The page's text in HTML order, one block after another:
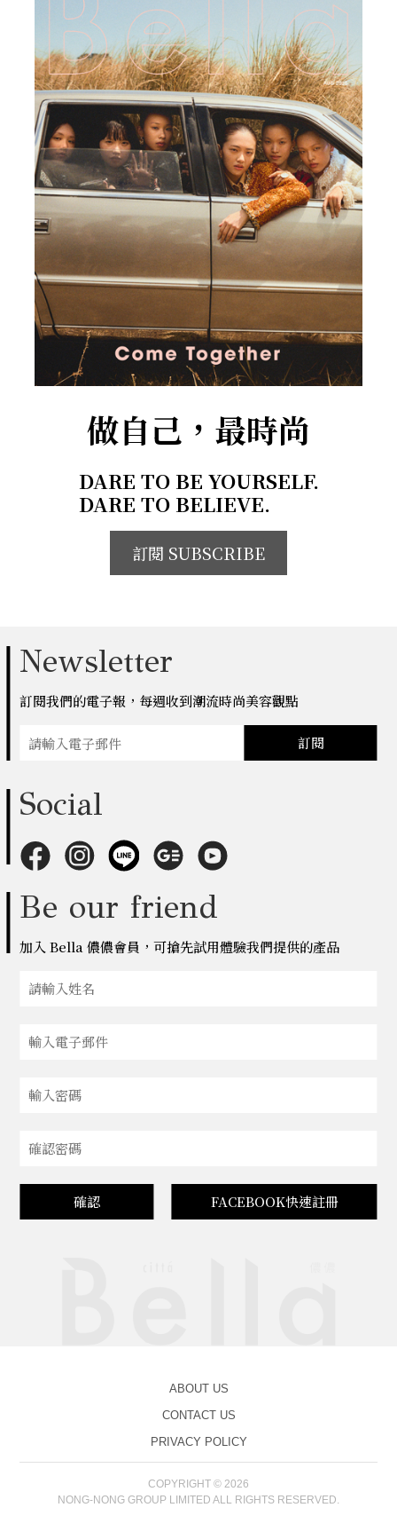
做自己，最時尚
DARE TO BE YOURSELF.
DARE TO BELIEVE.
訂閱 SUBSCRIBE
Newsletter
訂閱我們的電子報，每週收到潮流時尚美容觀點
訂閱
Social
Be our friend
加入 Bella 儂儂會員，可搶先試用體驗我們提供的產品
確認 FACEBOOK快速註冊
ABOUT US
CONTACT US
PRIVACY POLICY
COPYRIGHT © 2026
NONG-NONG GROUP LIMITED ALL RIGHTS RESERVED.